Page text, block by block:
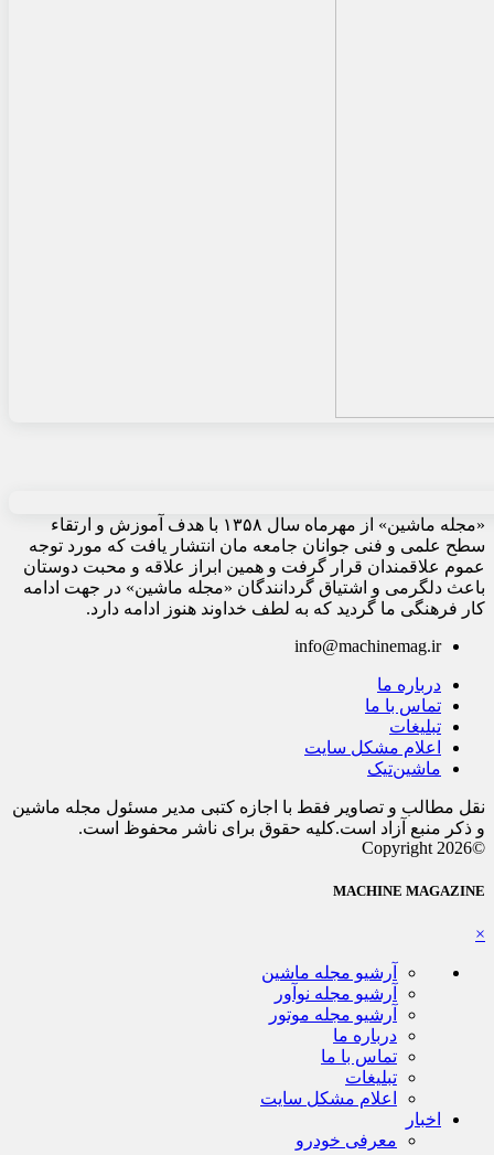
«مجله ماشین» از مهرماه سال ۱۳۵۸ با هدف آموزش و ارتقاء
سطح علمی و فنی جوانان جامعه مان انتشار یافت که مورد توجه
عموم علاقمندان قرار گرفت و همین ابراز علاقه و محبت دوستان
باعث دلگرمی و اشتیاق گردانندگان «مجله ماشین» در جهت ادامه
کار فرهنگی ما گردید که به لطف خداوند هنوز ادامه دارد.
info@machinemag.ir
درباره ما
تماس با ما
تبلیغات
اعلام مشکل سایت
ماشین‌تیک
نقل مطالب و تصاویر فقط با اجازه کتبی مدیر مسئول مجله ماشین
و ذکر منبع آزاد است.کلیه حقوق برای ناشر محفوظ است.
©Copyright 2026
MACHINE MAGAZINE
×
آرشیو مجله ماشین
آرشیو مجله نوآور
آرشیو مجله موتور
درباره ما
تماس با ما
تبلیغات
اعلام مشکل سایت
اخبار
معرفی خودرو